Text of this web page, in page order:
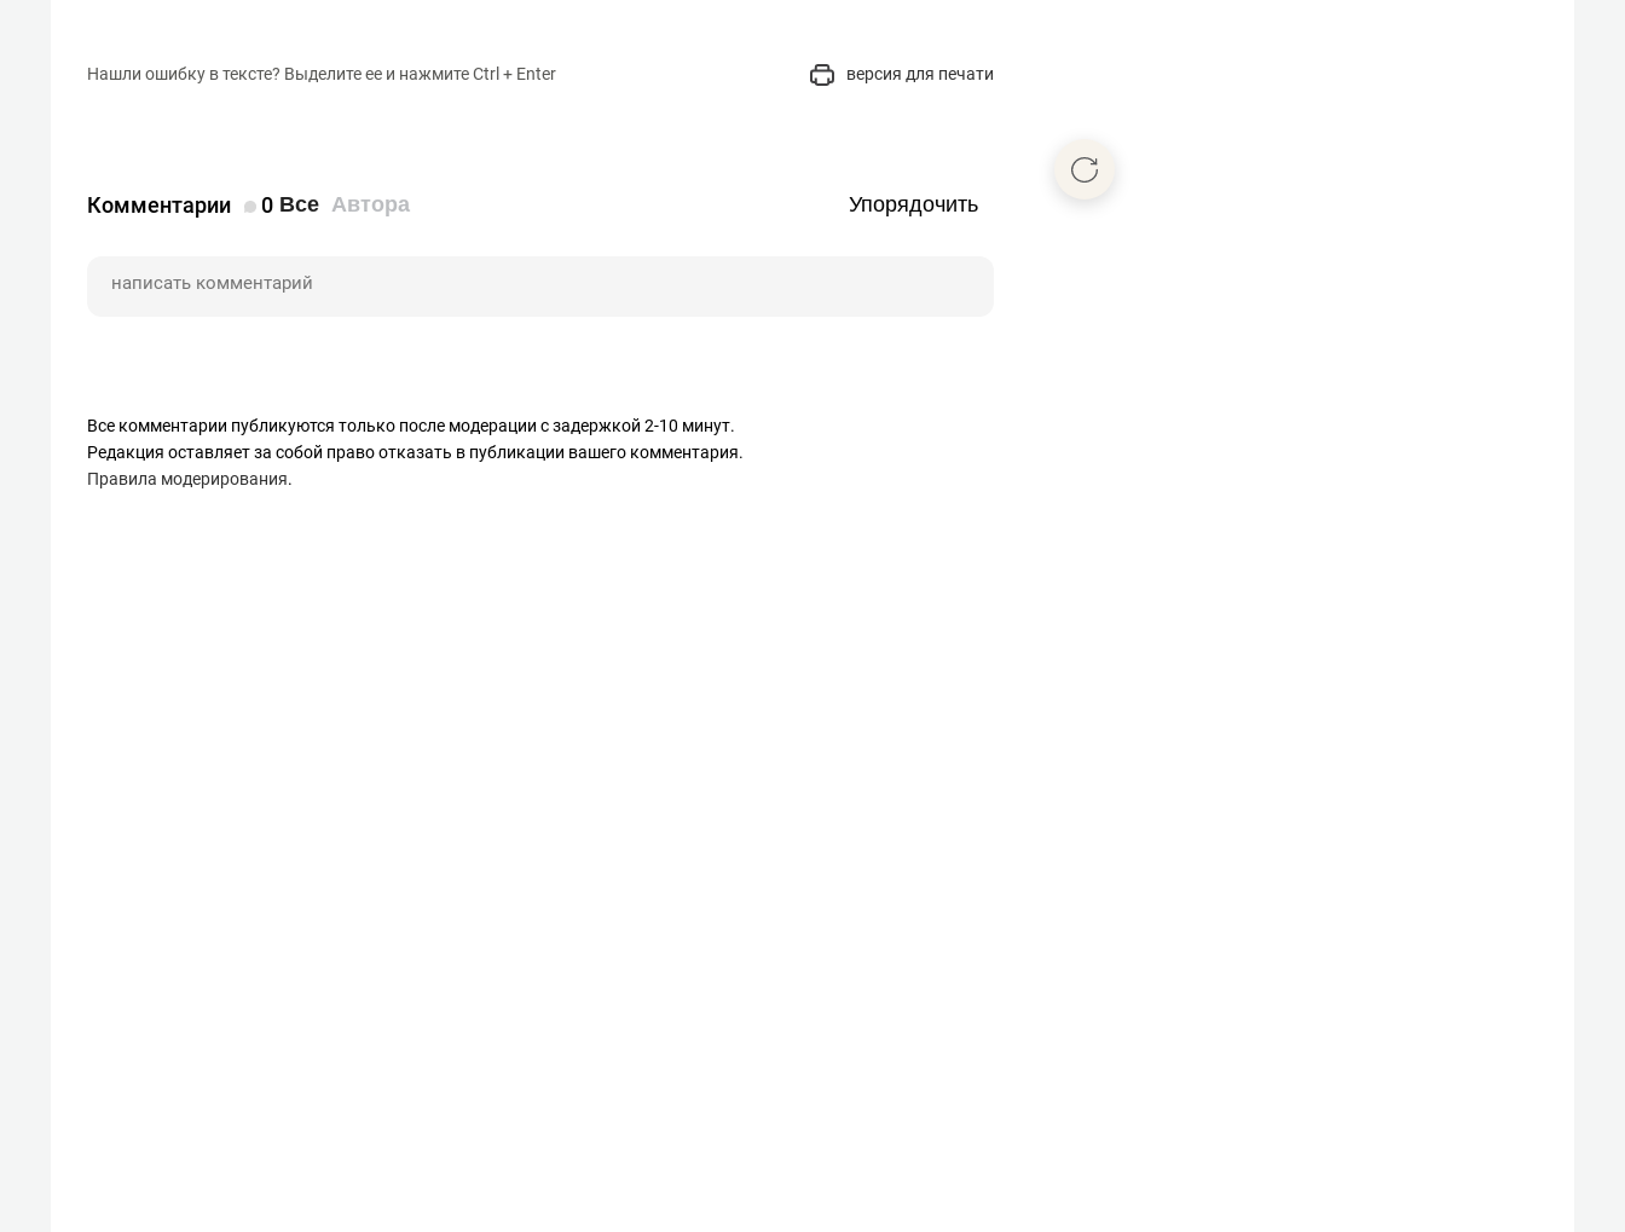
Нашли ошибку в тексте? Выделите ее и нажмите Ctrl + Enter версия для печати
Комментарии 0 Все Автора Упорядочить
Все комментарии публикуются только после модерации с задержкой 2-10 минут.
Редакция оставляет за собой право отказать в публикации вашего комментария.
Правила модерирования.